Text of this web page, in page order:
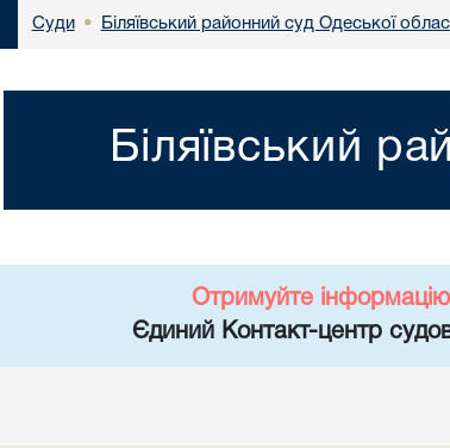
Суди • Біляївський районний суд Одеської
Біляївський
Отримуйте
Єдиний Контакт-центр